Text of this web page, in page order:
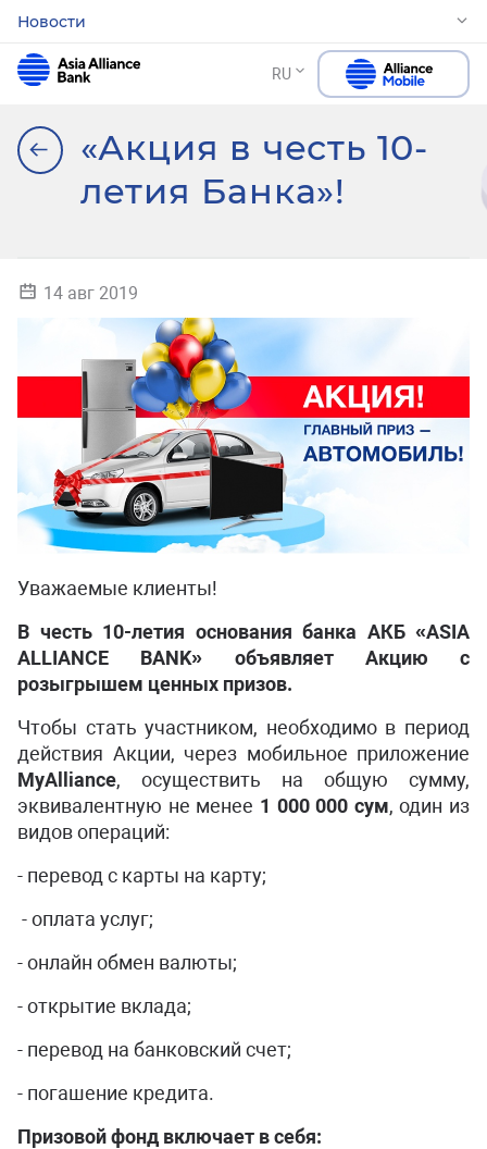
Новости
RU
«Акция в честь 10-
летия Банка»!
14 авг 2019
Уважаемые клиенты!
В честь 10-летия основания банка АКБ «ASIA
ALLIANCE BANK» объявляет Акцию с
розыгрышем ценных призов.
Чтобы стать участником, необходимо в период
действия Акции, через мобильное приложение
MyAlliance, осуществить на общую сумму,
эквивалентную не менее 1 000 000 сум, один из
видов операций:
- перевод с карты на карту;
- оплата услуг;
- онлайн обмен валюты;
- открытие вклада;
- перевод на банковский счет;
- погашение кредита.
Призовой фонд включает в себя: